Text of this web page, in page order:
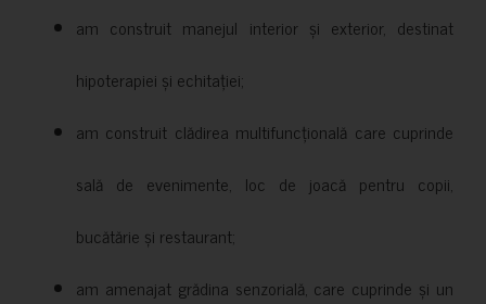
am construit manejul interior și exterior, destinat
hipoterapiei și echitației;
am construit clădirea multifuncțională care cuprinde
sală de evenimente, loc de joacă pentru copii,
bucătărie și restaurant;
am amenajat grădina senzorială, care cuprinde și un